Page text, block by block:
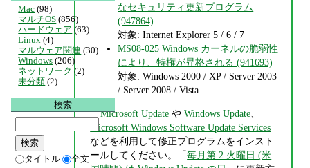
なセキュリティ更新プログラム
(947864)
対象: Internet Explorer 5 / 6 / 7
MS08-025 Windows カーネルの脆弱性
により、特権が昇格される (941693)
対象: Windows 2000 / XP / Server 2003
/ Server 2008 / Vista
Microsoft Updateや Windows Update、
Microsoft Windows Software Update Services
などを利用して修正プログラムをインスト
ールしてください。「毎月第 2 火曜日 (米
Mac (98)
マルチOS (856)
ハードウェア (63)
Linux (4)
マルウェア関連 (30)
Windows (206)
ネットワーク (2)
未分類 (2)
検索
タイトル 全文